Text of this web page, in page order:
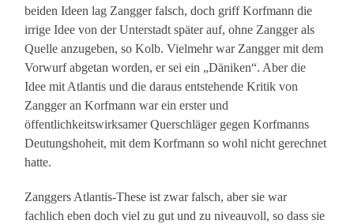
beiden Ideen lag Zangger falsch, doch griff Korfmann die
irrige Idee von der Unterstadt später auf, ohne Zangger als
Quelle anzugeben, so Kolb. Vielmehr war Zangger mit dem
Vorwurf abgetan worden, er sei ein „Däniken“. Aber die
Idee mit Atlantis und die daraus entstehende Kritik von
Zangger an Korfmann war ein erster und
öffentlichkeitswirksamer Querschläger gegen Korfmanns
Deutungshoheit, mit dem Korfmann so wohl nicht gerechnet
hatte.
Zanggers Atlantis-These ist zwar falsch, aber sie war
fachlich eben doch viel zu gut und zu niveauvoll, so dass sie